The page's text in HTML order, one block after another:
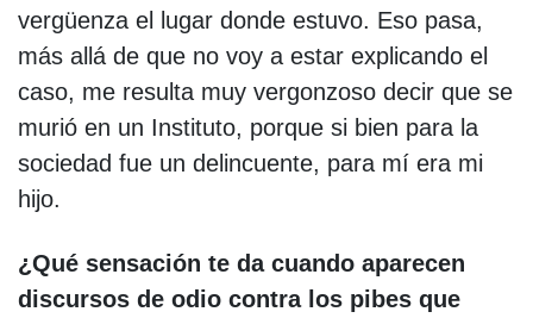
vergüenza el lugar donde estuvo. Eso pasa,
más allá de que no voy a estar explicando el
caso, me resulta muy vergonzoso decir que se
murió en un Instituto, porque si bien para la
sociedad fue un delincuente, para mí era mi
hijo.
¿Qué sensación te da cuando aparecen
discursos de odio contra los pibes que